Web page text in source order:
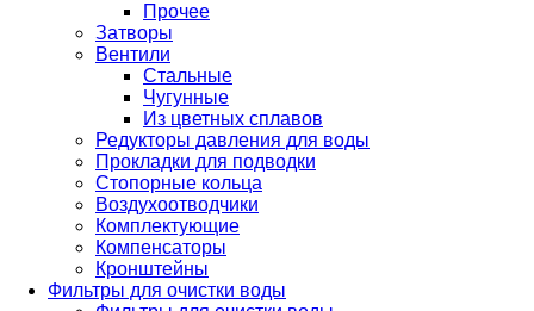
Прочее
Затворы
Вентили
Стальные
Чугунные
Из цветных сплавов
Редукторы давления для воды
Прокладки для подводки
Стопорные кольца
Воздухоотводчики
Комплектующие
Компенсаторы
Кронштейны
Фильтры для очистки воды